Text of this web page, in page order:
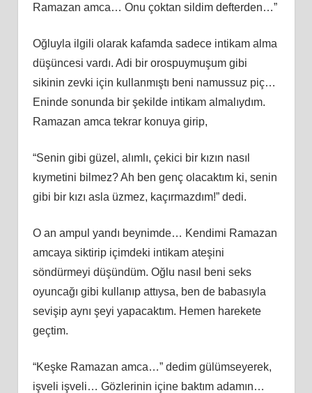
Ramazan amca… Onu çoktan sildim defterden…”
Oğluyla ilgili olarak kafamda sadece intikam alma
düşüncesi vardı. Adi bir orospuymuşum gibi
sikinin zevki için kullanmıştı beni namussuz piç…
Eninde sonunda bir şekilde intikam almalıydım.
Ramazan amca tekrar konuya girip,
“Senin gibi güzel, alımlı, çekici bir kızın nasıl
kıymetini bilmez? Ah ben genç olacaktım ki, senin
gibi bir kızı asla üzmez, kaçırmazdım!” dedi.
O an ampul yandı beynimde… Kendimi Ramazan
amcaya siktirip içimdeki intikam ateşini
söndürmeyi düşündüm. Oğlu nasıl beni seks
oyuncağı gibi kullanıp attıysa, ben de babasıyla
sevişip aynı şeyi yapacaktım. Hemen harekete
geçtim.
“Keşke Ramazan amca…” dedim gülümseyerek,
işveli işveli… Gözlerinin içine baktım adamın…